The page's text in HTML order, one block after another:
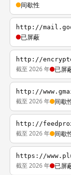
间歇性
http://
已屏蔽
http://
截至 2026 年 已屏
http://
截至 2026 年 间歇
http://
截至 2026 年 间歇
https://
截至 2026 年 已屏